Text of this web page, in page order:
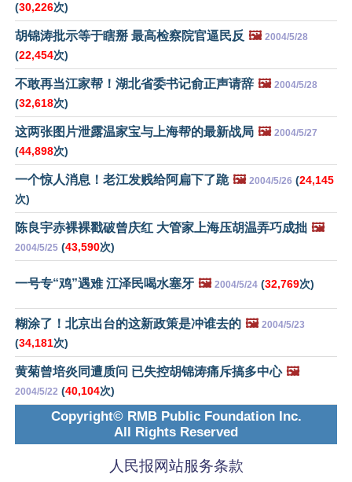
(30,226次)
胡锦涛批示等于瞎掰 最高检察院官逼民反 🖼️ 2004/5/28
(22,454次)
不敢再当江家帮！湖北省委书记俞正声请辞 🖼️ 2004/5/28
(32,618次)
这两张图片泄露温家宝与上海帮的最新战局 🖼️ 2004/5/27
(44,898次)
一个惊人消息！老江发贱给阿扁下了跪 🖼️ 2004/5/26 (24,145
次)
陈良宇赤裸裸戳破曾庆红 大管家上海压胡温弄巧成拙 🖼️
2004/5/25 (43,590次)
一号专“鸡”遇难 江泽民喝水塞牙 🖼️ 2004/5/24 (32,769次)
糊涂了！北京出台的这新政策是冲谁去的 🖼️ 2004/5/23
(34,181次)
黄菊曾培炎同遭质问 已失控胡锦涛痛斥搞多中心 🖼️
2004/5/22 (40,104次)
Copyright© RMB Public Foundation Inc.
All Rights Reserved
人民报网站服务条款